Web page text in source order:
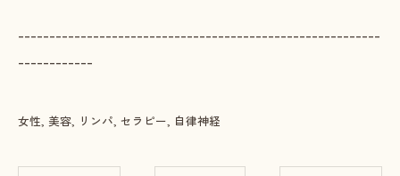
----------------------------------------------------------
------------
女性 美容 リンパ セラピー 自律神経